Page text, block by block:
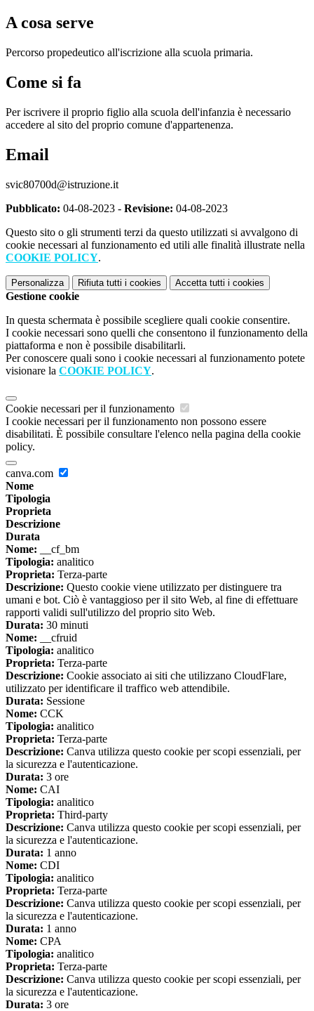
A cosa serve
Percorso propedeutico all'iscrizione alla scuola primaria.
Come si fa
Per iscrivere il proprio figlio alla scuola dell'infanzia è necessario
accedere al sito del proprio comune d'appartenenza.
Email
svic80700d@istruzione.it
Pubblicato: 04-08-2023 - Revisione: 04-08-2023
Questo sito o gli strumenti terzi da questo utilizzati si avvalgono di
cookie necessari al funzionamento ed utili alle finalità illustrate nella
COOKIE POLICY.
Personalizza Rifiuta tutti i cookies Accetta tutti i cookies
Gestione cookie
In questa schermata è possibile scegliere quali cookie consentire.
I cookie necessari sono quelli che consentono il funzionamento della
piattaforma e non è possibile disabilitarli.
Per conoscere quali sono i cookie necessari al funzionamento potete
visionare la COOKIE POLICY.
Cookie necessari per il funzionamento
I cookie necessari per il funzionamento non possono essere
disabilitati. È possibile consultare l'elenco nella pagina della cookie
policy.
canva.com
Nome
Tipologia
Proprieta
Descrizione
Durata
Nome: __cf_bm
Tipologia: analitico
Proprieta: Terza-parte
Descrizione: Questo cookie viene utilizzato per distinguere tra
umani e bot. Ciò è vantaggioso per il sito Web, al fine di effettuare
rapporti validi sull'utilizzo del proprio sito Web.
Durata: 30 minuti
Nome: __cfruid
Tipologia: analitico
Proprieta: Terza-parte
Descrizione: Cookie associato ai siti che utilizzano CloudFlare,
utilizzato per identificare il traffico web attendibile.
Durata: Sessione
Nome: CCK
Tipologia: analitico
Proprieta: Terza-parte
Descrizione: Canva utilizza questo cookie per scopi essenziali, per
la sicurezza e l'autenticazione.
Durata: 3 ore
Nome: CAI
Tipologia: analitico
Proprieta: Third-party
Descrizione: Canva utilizza questo cookie per scopi essenziali, per
la sicurezza e l'autenticazione.
Durata: 1 anno
Nome: CDI
Tipologia: analitico
Proprieta: Terza-parte
Descrizione: Canva utilizza questo cookie per scopi essenziali, per
la sicurezza e l'autenticazione.
Durata: 1 anno
Nome: CPA
Tipologia: analitico
Proprieta: Terza-parte
Descrizione: Canva utilizza questo cookie per scopi essenziali, per
la sicurezza e l'autenticazione.
Durata: 3 ore